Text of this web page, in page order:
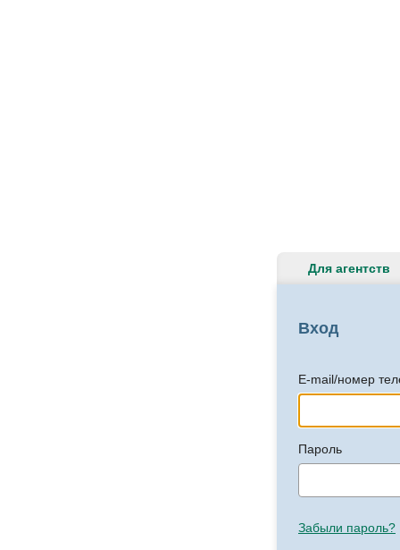
Для агентств
Вход
E-mail/номер
Пароль
Забыли пароль?